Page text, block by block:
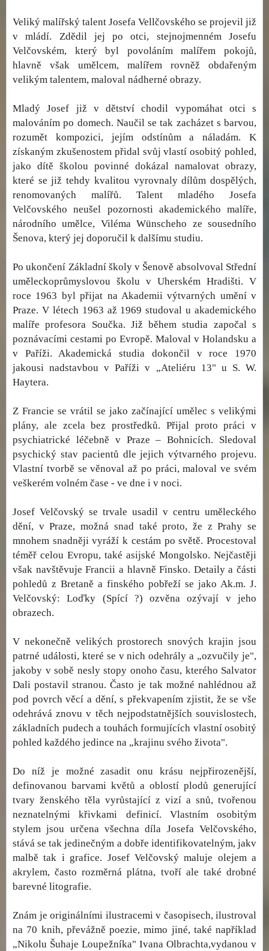
Veliký malířský talent Josefa Vellčovského se projevil již
v mládí. Zdědil jej po otci, stejnojmenném Josefu
Velčovském, který byl povoláním malířem pokojů,
hlavně však umělcem, malířem rovněž obdařeným
velikým talentem, maloval nádherné obrazy.
Mladý Josef již v dětství chodil vypomáhat otci s
malováním po domech. Naučil se tak zacházet s barvou,
rozumět kompozici, jejím odstínům a náladám. K
získaným zkušenostem přidal svůj vlastí osobitý pohled,
jako dítě školou povinné dokázal namalovat obrazy,
které se již tehdy kvalitou vyrovnaly dílům dospělých,
renomovaných malířů. Talent mladého Josefa
Velčovského neušel pozornosti akademického malíře,
národního umělce, Viléma Wünscheho ze sousedního
Šenova, který jej doporučil k dalšímu studiu.
Po ukončení Základní školy v Šenově absolvoval Střední
uměleckoprůmyslovou školu v Uherském Hradišti. V
roce 1963 byl přijat na Akademii výtvarných umění v
Praze. V létech 1963 až 1969 studoval u akademického
malíře profesora Součka. Již během studia započal s
poznávacími cestami po Evropě. Maloval v Holandsku a
v Paříži. Akademická studia dokončil v roce 1970
jakousi nadstavbou v Paříži v „Ateliéru 13" u S. W.
Haytera.
Z Francie se vrátil se jako začínající umělec s velikými
plány, ale zcela bez prostředků. Přijal proto práci v
psychiatrické léčebně v Praze – Bohnicích. Sledoval
psychický stav pacientů dle jejich výtvarného projevu.
Vlastní tvorbě se věnoval až po práci, maloval ve svém
veškerém volném čase - ve dne i v noci.
Josef Velčovský se trvale usadil v centru uměleckého
dění, v Praze, možná snad také proto, že z Prahy se
mnohem snadněji vyráží k cestám po světě. Procestoval
téměř celou Evropu, také asijské Mongolsko. Nejčastěji
však navštěvuje Francii a hlavně Finsko. Detaily a části
pohledů z Bretaně a finského pobřeží se jako Ak.m. J.
Velčovský: Loďky (Spící ?) ozvěna ozývají v jeho
obrazech.
V nekonečně velikých prostorech snových krajin jsou
patrné události, které se v nich odehrály a „ozvučily je",
jakoby v sobě nesly stopy onoho času, kterého Salvator
Dali postavil stranou. Často je tak možné nahlédnou až
pod povrch věcí a dění, s překvapením zjistit, že se vše
odehrává znovu v těch nejpodstatnějších souvislostech,
základních pudech a touhách formujících vlastní osobitý
pohled každého jedince na „krajinu svého života".
Do níž je možné zasadit onu krásu nejpřirozenější,
definovanou barvami květů a oblostí plodů generující
tvary ženského těla vyrůstající z vizí a snů, tvořenou
neznatelnými křivkami definicí. Vlastním osobitým
stylem jsou určena všechna díla Josefa Velčovského,
stává se tak jedinečným a dobře identifikovatelným, jakv
malbě tak i grafice. Josef Velčovský maluje olejem a
akrylem, často rozměrná plátna, tvoří ale také drobné
barevné litografie.
Znám je originálními ilustracemi v časopisech, ilustroval
na 70 knih, převážně poezie, mimo jiné, také například
„Nikolu Šuhaje Loupežníka" Ivana Olbrachta,vydanou v